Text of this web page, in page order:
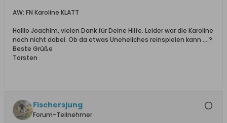
AW: FN Karoline KLATT
Halllo Joachim, vielen Dank für Deine Hilfe. Leider war die Karoline
noch nicht dabei. Ob da etwas Uneheliches reinspielen kann ....?
Beste Grüße
Torsten
Fischersjung
Forum-Teilnehmer